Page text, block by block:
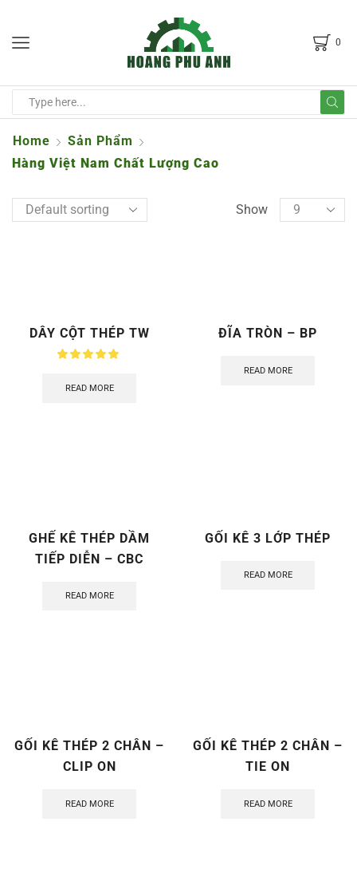
0
Home
Sản Phẩm
Hàng Việt Nam Chất Lượng Cao
Show
DÂY CỘT THÉP TW
READ MORE
ĐĨA TRÒN – BP
READ MORE
GHẾ KÊ THÉP DẦM
TIẾP DIỄN – CBC
READ MORE
GỐI KÊ 3 LỚP THÉP
READ MORE
GỐI KÊ THÉP 2 CHÂN –
CLIP ON
READ MORE
GỐI KÊ THÉP 2 CHÂN –
TIE ON
READ MORE